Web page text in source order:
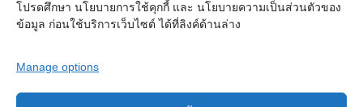
โปรดศึกษา นโยบายการใช้คุกกี้ และ นโยบายความเป็นส่วนตัวของ
ข้อมูล ก่อนใช้บริการเว็บไซต์ ได้ที่ลิงค์ด้านล่าง
Manage options